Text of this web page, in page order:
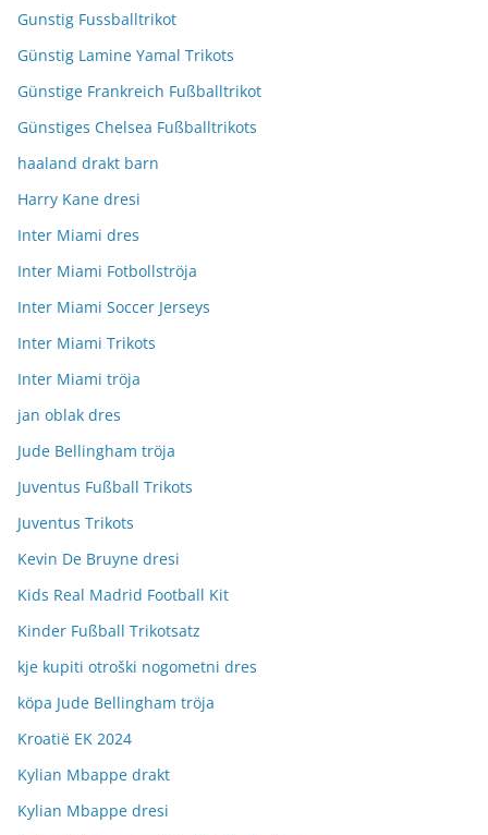
Gunstig Fussballtrikot
Günstig Lamine Yamal Trikots
Günstige Frankreich Fußballtrikot
Günstiges Chelsea Fußballtrikots
haaland drakt barn
Harry Kane dresi
Inter Miami dres
Inter Miami Fotbollströja
Inter Miami Soccer Jerseys
Inter Miami Trikots
Inter Miami tröja
jan oblak dres
Jude Bellingham tröja
Juventus Fußball Trikots
Juventus Trikots
Kevin De Bruyne dresi
Kids Real Madrid Football Kit
Kinder Fußball Trikotsatz
kje kupiti otroški nogometni dres
köpa Jude Bellingham tröja
Kroatië EK 2024
Kylian Mbappe drakt
Kylian Mbappe dresi